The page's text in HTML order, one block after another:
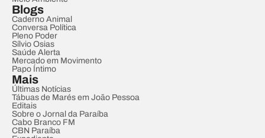
Blogs
Caderno Animal
Conversa Política
Pleno Poder
Sílvio Osias
Saúde Alerta
Mercado em Movimento
Papo Íntimo
Mais
Últimas Notícias
Tábuas de Marés em João Pessoa
Editais
Sobre o Jornal da Paraíba
Cabo Branco FM
CBN Paraíba